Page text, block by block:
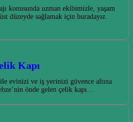
konusunda uzman ekibimizle, yaşam
düzeyde sağlamak için buradayız.
Kapı
evinizi ve iş yerinizi güvence altına
önde gelen çelik kapı…